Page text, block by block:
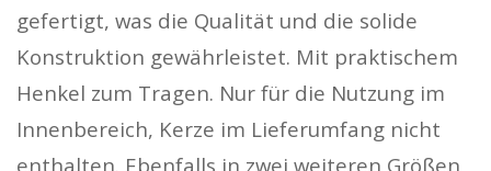
gefertigt, was die Qualität und die solide
Konstruktion gewährleistet. Mit praktischem
Henkel zum Tragen. Nur für die Nutzung im
Innenbereich, Kerze im Lieferumfang nicht
enthalten. Ebenfalls in zwei weiteren Größen